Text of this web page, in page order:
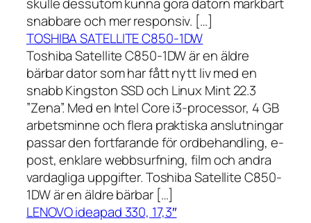
snabbare och mer responsiv. […]
TOSHIBA SATELLITE C850-1DW
Toshiba Satellite C850-1DW är en äldre
bärbar dator som har fått nytt liv med en
snabb Kingston SSD och Linux Mint 22.3
”Zena”. Med en Intel Core i3-processor, 4 GB
arbetsminne och flera praktiska anslutningar
passar den fortfarande för ordbehandling, e-
post, enklare webbsurfning, film och andra
vardagliga uppgifter. Toshiba Satellite C850-
1DW är en äldre bärbar […]
LENOVO ideapad 330, 17,3″